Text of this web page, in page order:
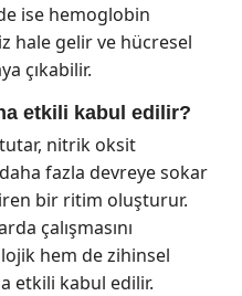
ise hemoglobin
hale gelir ve hücresel
çıkabilir.
etkili kabul edilir?
tutar, nitrik oksit
fazla devreye sokar
bir ritim oluşturur.
çalışmasını
hem de zihinsel
etkili kabul edilir.